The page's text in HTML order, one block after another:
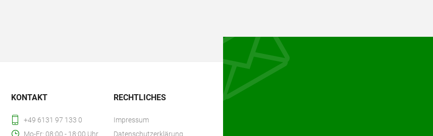
KONTAKT
+49 6131 97 133 0
Mo-Fr: 08:00 - 18:00 Uhr
RECHTLICHES
Impressum
Datenschutzerklärung